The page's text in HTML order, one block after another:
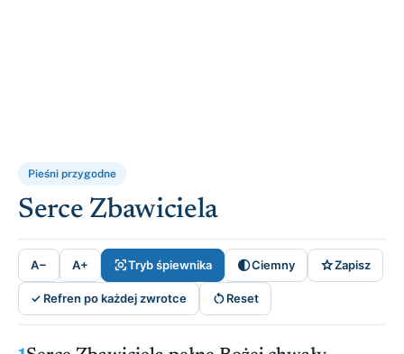
Pieśni przygodne
Serce Zbawiciela
A− A+ Tryb śpiewnika Ciemny Zapisz
✓ Refren po każdej zwrotce Reset